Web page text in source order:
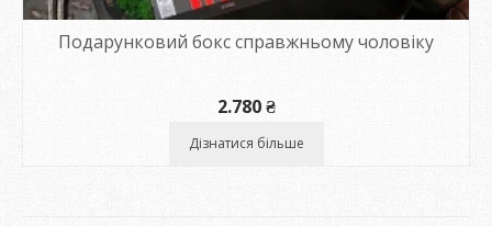
Подарунковий бокс справжньому чоловіку
2.780₴
Дізнатися більше